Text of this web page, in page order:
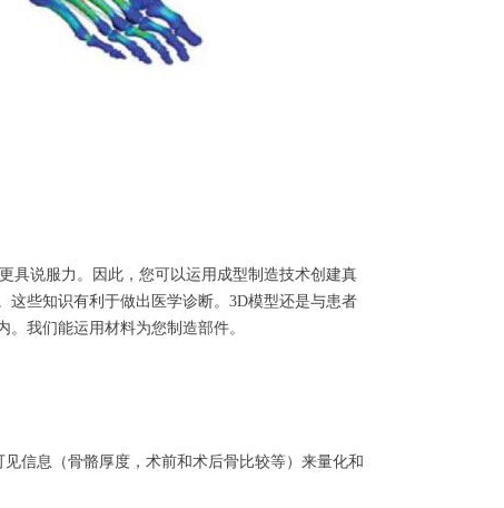
具说服力。因此，您可以运用成型制造技术创建真
这些知识有利于做出医学诊断。3D模型还是与患者
。我们能运用材料为您制造部件。
信息（骨骼厚度，术前和术后骨比较等）来量化和